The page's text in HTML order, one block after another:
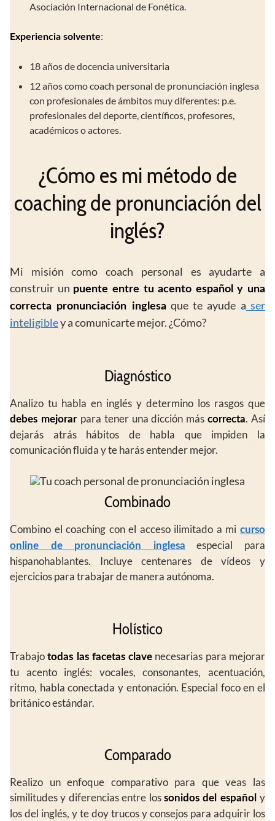
Asociación Internacional de Fonética.
Experiencia solvente:
18 años de docencia universitaria
12 años como coach personal de pronunciación inglesa
con profesionales de ámbitos muy diferentes: p.e.
profesionales del deporte, científicos, profesores,
académicos o actores.
¿Cómo es mi método de
coaching de pronunciación del
inglés?
Mi misión como coach personal es ayudarte a
construir un puente entre tu acento español y una
correcta pronunciación inglesaque te ayude a ser
inteligibley a comunicarte mejor. ¿Cómo?
Diagnóstico
Analizo tu habla en inglés y determino los rasgos que
debes mejorar para tener una dicción máscorrecta. Así
dejarás atrás hábitos de habla que impiden la
comunicación fluida y te harás entender mejor.
Combinado
Combino el coaching con el acceso ilimitado a mi curso
online de pronunciación inglesa
especial para
hispanohablantes. Incluye centenares de vídeos y
ejercicios para trabajar de manera autónoma.
Holístico
Trabajotodas las facetas clavenecesarias para mejorar
tu acento inglés: vocales, consonantes, acentuación,
ritmo, habla conectada y entonación. Especial foco en el
británico estándar.
Comparado
Realizo un enfoque comparativo para que veas las
similitudes y diferencias entre los sonidos del español y
los del inglés, y te doy trucos y consejos para adquirir los